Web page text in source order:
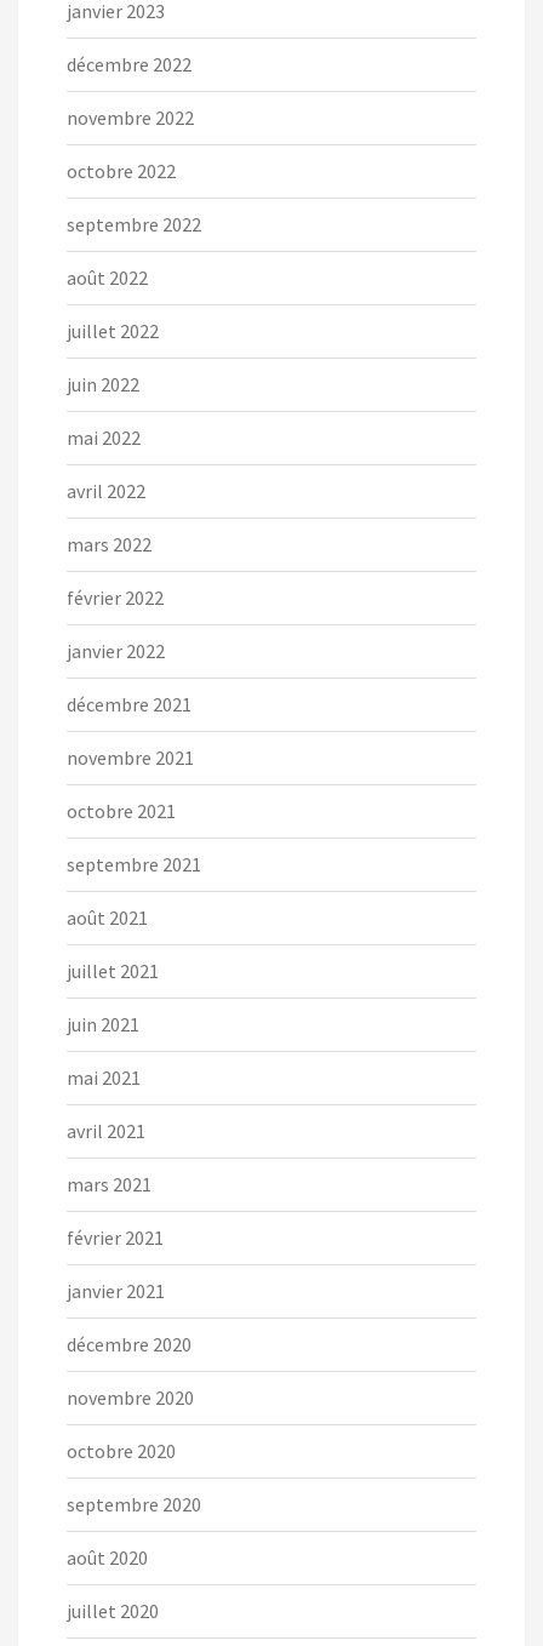
janvier 2023
décembre 2022
novembre 2022
octobre 2022
septembre 2022
août 2022
juillet 2022
juin 2022
mai 2022
avril 2022
mars 2022
février 2022
janvier 2022
décembre 2021
novembre 2021
octobre 2021
septembre 2021
août 2021
juillet 2021
juin 2021
mai 2021
avril 2021
mars 2021
février 2021
janvier 2021
décembre 2020
novembre 2020
octobre 2020
septembre 2020
août 2020
juillet 2020